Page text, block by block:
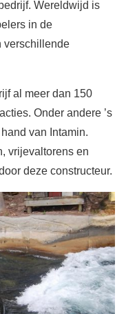
Wereldwijd is
in de
verschillende
al meer dan 150
Onder andere ’s
van Intamin.
vrijevaltorens en
deze constructeur.